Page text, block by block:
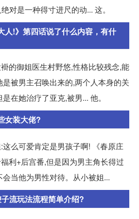
对是一种得寸进尺的动... 这。
人!》第四话说了什么内容，有什
的御姐医生村野悠,性格比较残念,能
被男主召唤出来的,两个人本身的关
在她治疗了亚克,被男... 他。
女装大佬?
么可爱肯定是男孩子啊! 《春原庄
利+后宫番,但是因为男主角长得过
当他为男性对待。从小被姐...
子流玩法流程简单介绍?